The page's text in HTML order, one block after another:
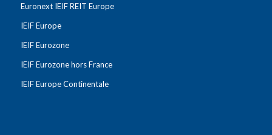
Euronext IEIF REIT Europe
IEIF Europe
IEIF Eurozone
IEIF Eurozone hors France
IEIF Europe Continentale